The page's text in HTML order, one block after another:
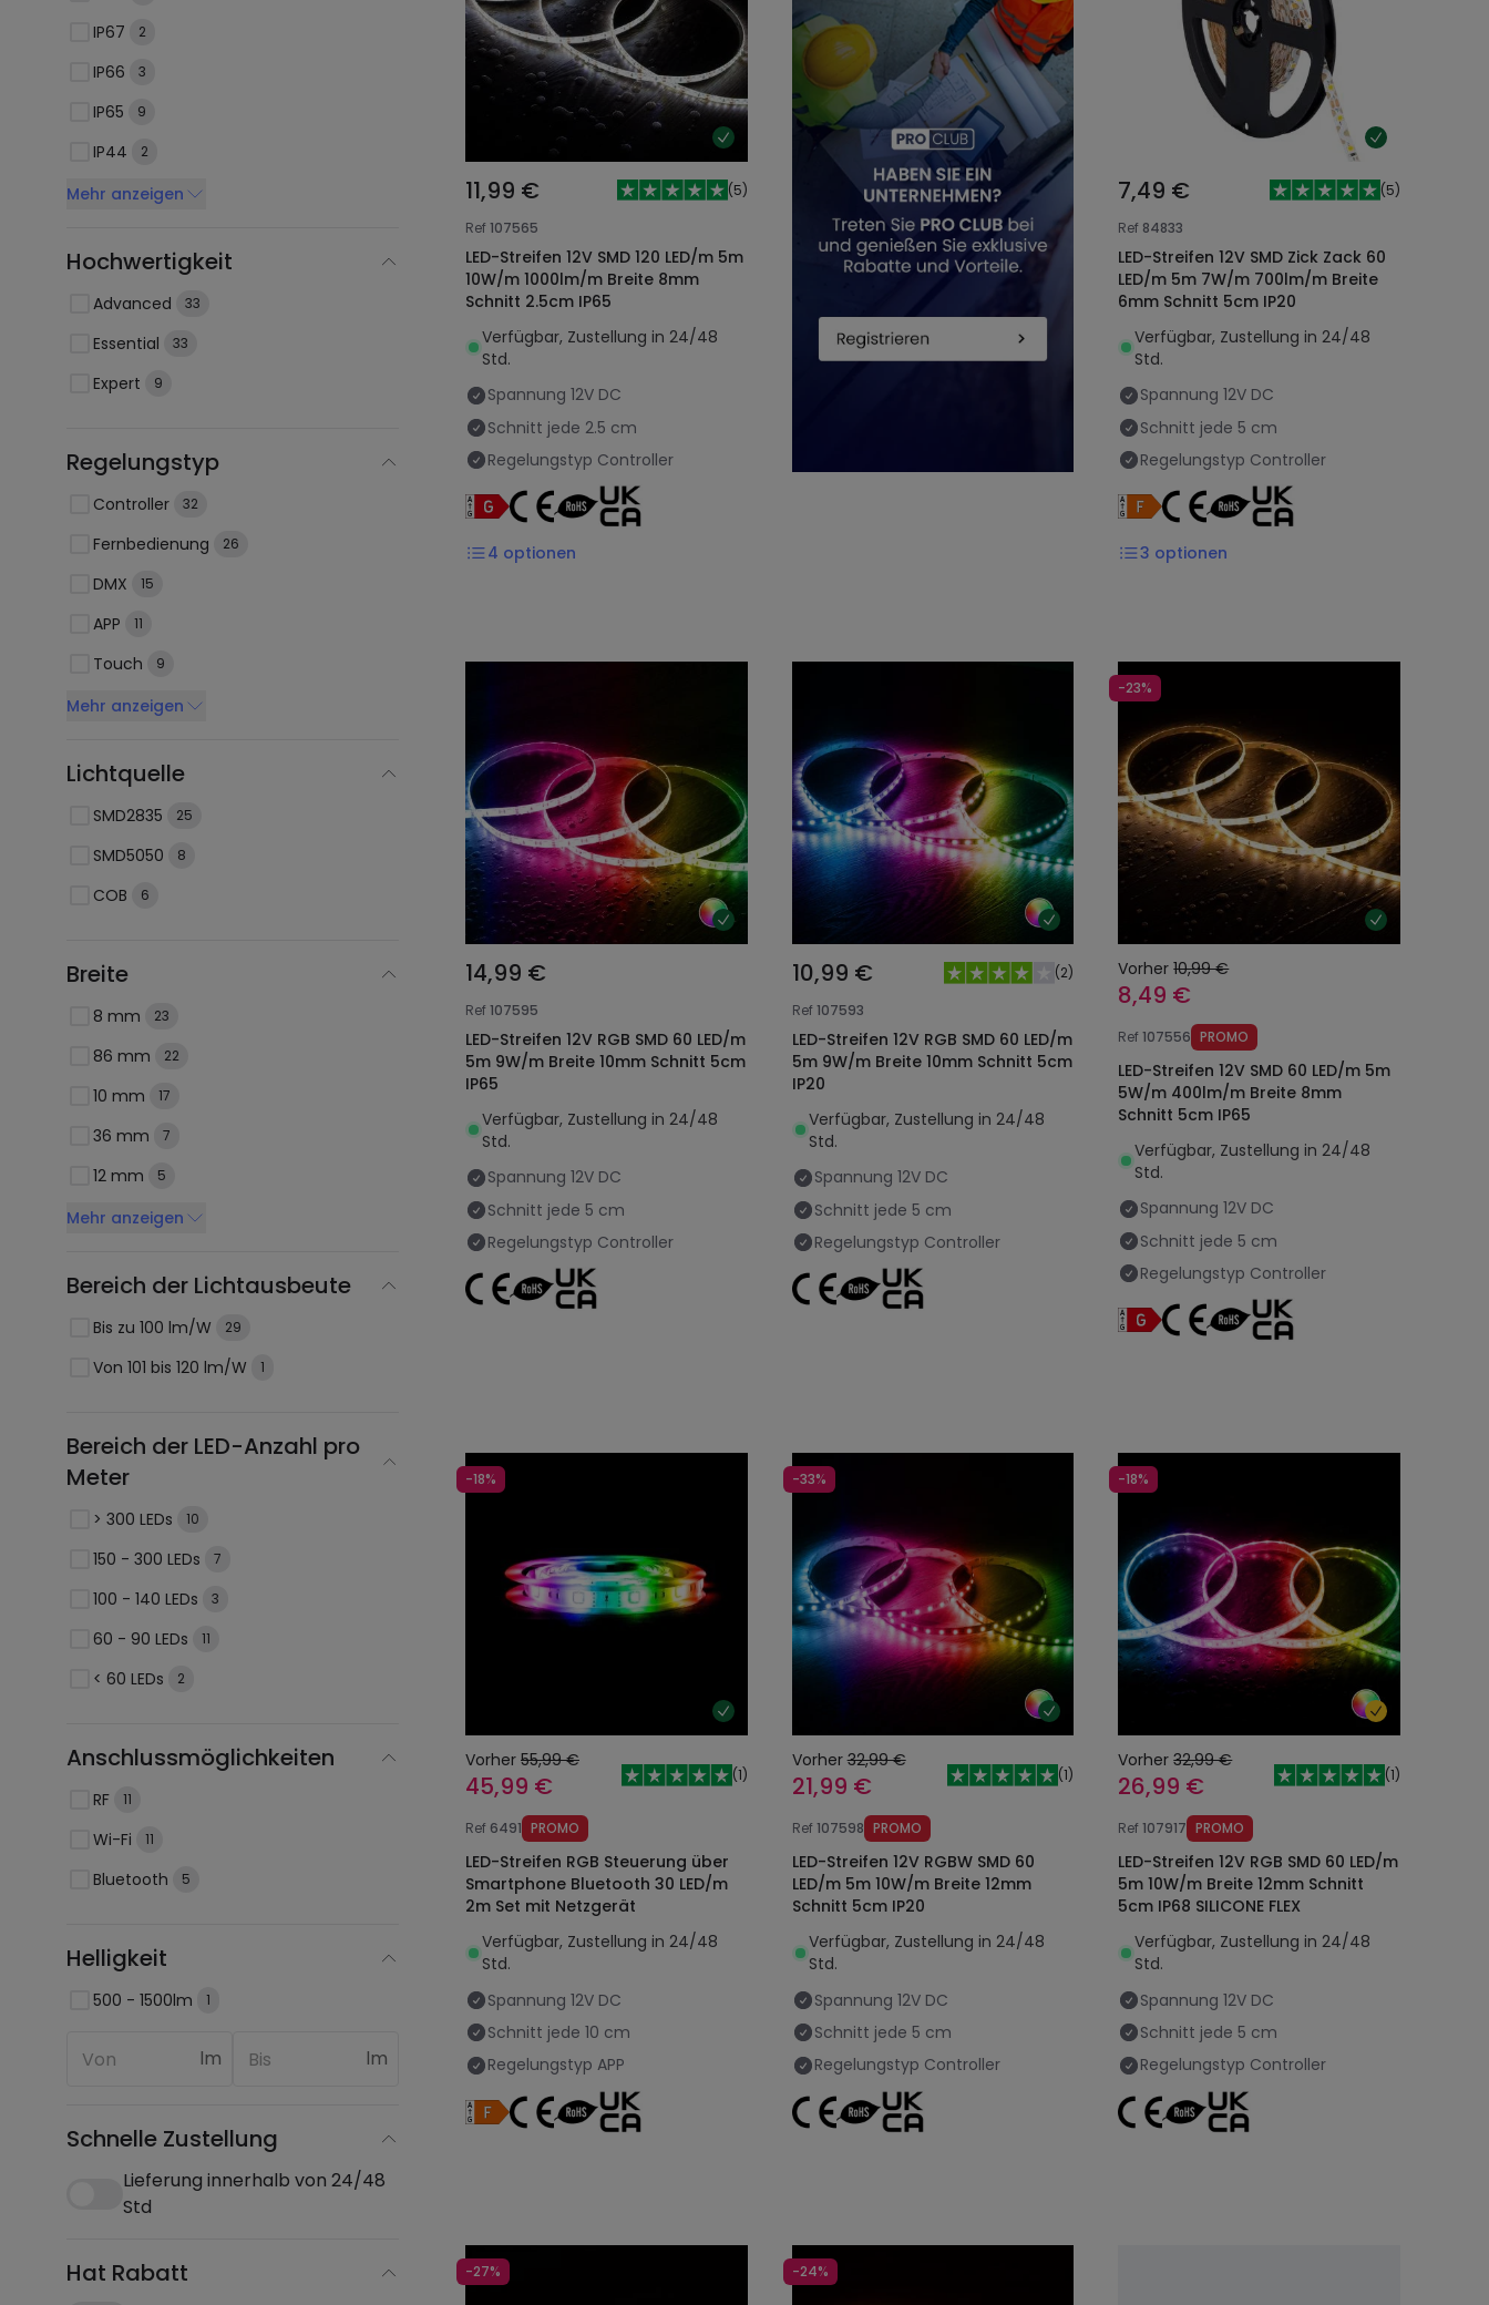
IP67 2
IP66 3
IP65 9
IP44 2
Mehr anzeigen
Hochwertigkeit
Advanced 33
Essential 33
Expert 9
Regelungstyp
Controller 32
Fernbedienung 26
DMX 15
APP 11
Touch 9
Mehr anzeigen
Lichtquelle
SMD2835 25
SMD5050 8
COB 6
Breite
8 mm 23
86 mm 22
10 mm 17
36 mm 7
12 mm 5
Mehr anzeigen
Bereich der Lichtausbeute
Bis zu 100 lm/W 29
Von 101 bis 120 lm/W 1
Bereich der LED-Anzahl pro
Meter
> 300 LEDs 10
150 - 300 LEDs 7
100 - 140 LEDs 3
60 - 90 LEDs 11
< 60 LEDs 2
Anschlussmöglichkeiten
RF 11
Wi-Fi 11
Bluetooth 5
Helligkeit
500 - 1500lm 1
lm lm
Schnelle Zustellung
Lieferung innerhalb von 24/48
Std
Hat Rabatt
11,99 € (5)
Ref107565
LED-Streifen 12V SMD 120 LED/m 5m
10W/m 1000lm/m Breite 8mm
Schnitt 2.5cm IP65
Verfügbar, Zustellung in 24/48
Std.
Spannung 12V DC
Schnitt jede 2.5 cm
Regelungstyp Controller
4 optionen
7,49 € (5)
Ref 84833
LED-Streifen 12V SMD Zick Zack 60
LED/m 5m 7W/m 700lm/m Breite
6mm Schnitt 5cm IP20
Verfügbar, Zustellung in 24/48
Std.
Spannung 12V DC
Schnitt jede 5 cm
Regelungstyp Controller
3 optionen
14,99 €
Ref107595
LED-Streifen 12V RGB SMD 60 LED/m
5m 9W/m Breite 10mm Schnitt 5cm
IP65
Verfügbar, Zustellung in 24/48
Std.
Spannung 12V DC
Schnitt jede 5 cm
Regelungstyp Controller
10,99 € (2)
Ref107593
LED-Streifen 12V RGB SMD 60 LED/m
5m 9W/m Breite 10mm Schnitt 5cm
IP20
Verfügbar, Zustellung in 24/48
Std.
Spannung 12V DC
Schnitt jede 5 cm
Regelungstyp Controller
-23%
Vorher 10,99 €
8,49 €
Ref107556 PROMO
LED-Streifen 12V SMD 60 LED/m 5m
5W/m 400lm/m Breite 8mm
Schnitt 5cm IP65
Verfügbar, Zustellung in 24/48
Std.
Spannung 12V DC
Schnitt jede 5 cm
Regelungstyp Controller
-18%
Vorher 55,99 €
45,99 € (1)
Ref 6491 PROMO
LED-Streifen RGB Steuerung über
Smartphone Bluetooth 30 LED/m
2m Set mit Netzgerät
Verfügbar, Zustellung in 24/48
Std.
Spannung 12V DC
Schnitt jede 10 cm
Regelungstyp APP
-33%
Vorher 32,99 €
21,99 € (1)
Ref107598 PROMO
LED-Streifen 12V RGBW SMD 60
LED/m 5m 10W/m Breite 12mm
Schnitt 5cm IP20
Verfügbar, Zustellung in 24/48
Std.
Spannung 12V DC
Schnitt jede 5 cm
Regelungstyp Controller
-18%
Vorher 32,99 €
26,99 € (1)
Ref107917 PROMO
LED-Streifen 12V RGB SMD 60 LED/m
5m 10W/m Breite 12mm Schnitt
5cm IP68 SILICONE FLEX
Verfügbar, Zustellung in 24/48
Std.
Spannung 12V DC
Schnitt jede 5 cm
Regelungstyp Controller
-27% -24%